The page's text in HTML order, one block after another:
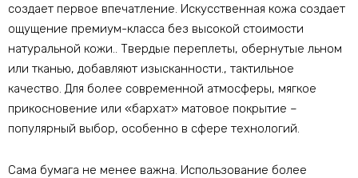
создает первое впечатление. Искусственная кожа создает
ощущение премиум-класса без высокой стоимости
натуральной кожи.. Твердые переплеты, обернутые льном
или тканью, добавляют изысканности., тактильное
качество. Для более современной атмосферы, мягкое
прикосновение или «бархат» матовое покрытие –
популярный выбор, особенно в сфере технологий.
Сама бумага не менее важна. Использование более